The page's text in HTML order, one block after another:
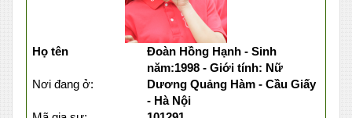
Họ tên
Đoàn Hồng Hạnh - Sinh
năm:1998 - Giới tính: Nữ
Nơi đang ở:
Dương Quảng Hàm - Cầu Giấy
- Hà Nội